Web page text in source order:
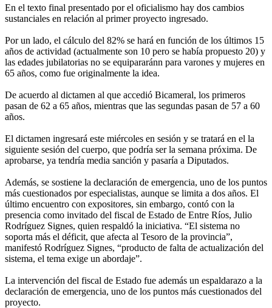
En el texto final presentado por el oficialismo hay dos cambios
sustanciales en relación al primer proyecto ingresado.
Por un lado, el cálculo del 82% se hará en función de los últimos 15
años de actividad (actualmente son 10 pero se había propuesto 20) y
las edades jubilatorias no se equipararánn para varones y mujeres en
65 años, como fue originalmente la idea.
De acuerdo al dictamen al que accedió Bicameral, los primeros
pasan de 62 a 65 años, mientras que las segundas pasan de 57 a 60
años.
El dictamen ingresará este miércoles en sesión y se tratará en el la
siguiente sesión del cuerpo, que podría ser la semana próxima. De
aprobarse, ya tendría media sanción y pasaría a Diputados.
Además, se sostiene la declaración de emergencia, uno de los puntos
más cuestionados por especialistas, aunque se limita a dos años. El
último encuentro con expositores, sin embargo, contó con la
presencia como invitado del fiscal de Estado de Entre Ríos, Julio
Rodríguez Signes, quien respaldó la iniciativa. “El sistema no
soporta más el déficit, que afecta al Tesoro de la provincia”,
manifestó Rodríguez Signes, “producto de falta de actualización del
sistema, el tema exige un abordaje”.
La intervención del fiscal de Estado fue además un espaldarazo a la
declaración de emergencia, uno de los puntos más cuestionados del
proyecto.